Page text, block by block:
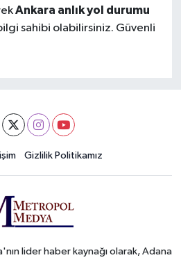
Ankara anlık yol durumu
sahibi olabilirsiniz. Güvenli
Gizlilik Politikamız
lider haber kaynağı olarak, Adana